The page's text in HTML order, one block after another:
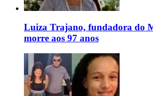
Luiza Trajano, fundadora do
morre aos 97 anos